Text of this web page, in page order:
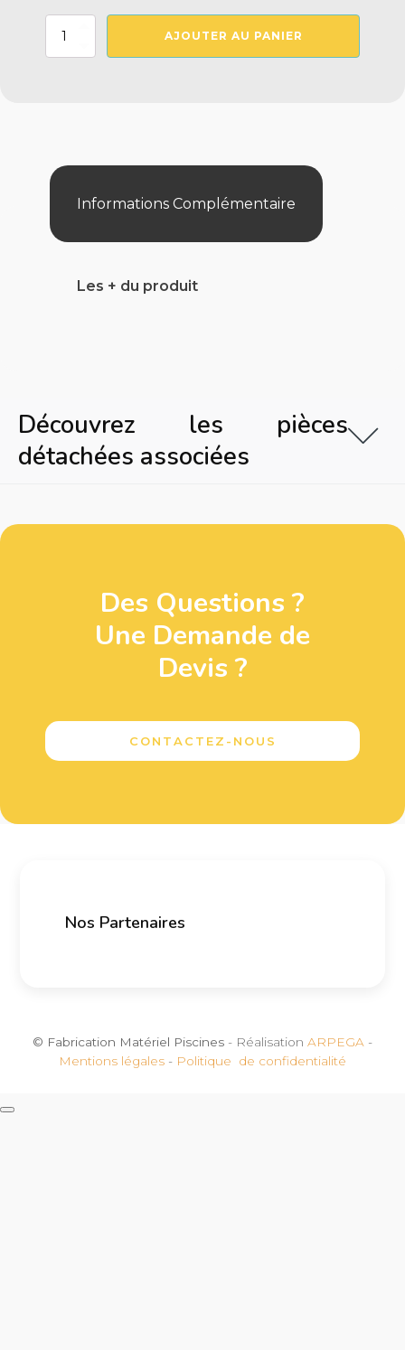
quantité
AJOUTER AU PANIER
Informations Complémentaire
Les + du produit
Découvrez les pièces
détachées associées
Des Questions ?
Une Demande de
Devis ?
CONTACTEZ-NOUS
Nos Partenaires
© Fabrication Matériel Piscines - Réalisation ARPEGA -
Mentions légales - Politique de confidentialité